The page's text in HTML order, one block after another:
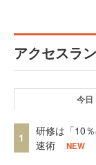
アクセスラ
今日
1
研修は「10
速術
NEW